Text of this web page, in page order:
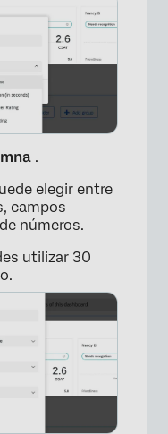
.
elegir entre
campos
números.
utilizar 30